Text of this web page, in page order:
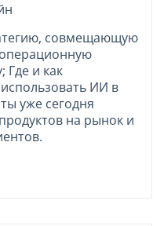
совмещающую
операционную
Где и как
ИИ в
уже сегодня
на рынок и